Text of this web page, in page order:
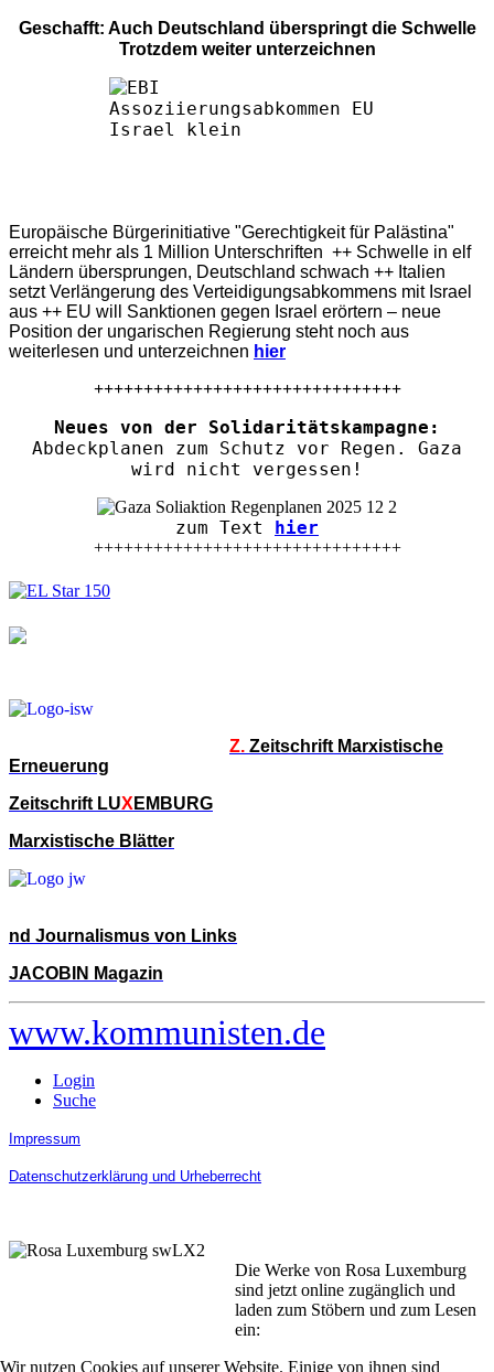
Geschafft: Auch Deutschland überspringt die Schwelle
Trotzdem weiter unterzeichnen
Europäische Bürgerinitiative "Gerechtigkeit für Palästina"
erreicht mehr als 1 Million Unterschriften ++ Schwelle in elf
Ländern übersprungen, Deutschland schwach ++ Italien
setzt Verlängerung des Verteidigungsabkommens mit Israel
aus ++ EU will Sanktionen gegen Israel erörtern – neue
Position der ungarischen Regierung steht noch aus
weiterlesen und unterzeichnen hier
+++++++++++++++++++++++++++++++
Neues von der Solidaritätskampagne:
Abdeckplanen zum Schutz vor Regen. Gaza
wird nicht vergessen!
zum Text hier
+++++++++++++++++++++++++++++++
Z. Zeitschrift Marxistische
Erneuerung
Zeitschrift LUX EMBURG
Marxistische Blätter
nd Journalismus von Links
JACOBIN Magazin
www.kommunisten.de
Login
Suche
Impressum
Datenschutzerklärung und Urheberrecht
Die Werke von Rosa Luxemburg
sind jetzt online zugänglich und
laden zum Stöbern und zum Lesen
ein:
Wir nutzen Cookies auf unserer Website. Einige von ihnen sind